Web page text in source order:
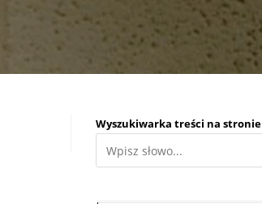
Wyszukiwarka treści na stronie